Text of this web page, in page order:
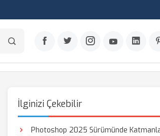
İlginizi Çekebilir
Photoshop 2025 Sürümünde